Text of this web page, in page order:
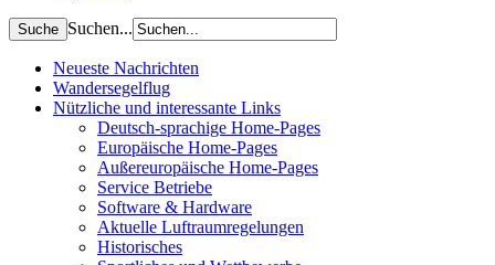
Suchen...
Neueste Nachrichten
Wandersegelflug
Nützliche und interessante Links
Deutsch-sprachige Home-Pages
Europäische Home-Pages
Außereuropäische Home-Pages
Service Betriebe
Software & Hardware
Aktuelle Luftraumregelungen
Historisches